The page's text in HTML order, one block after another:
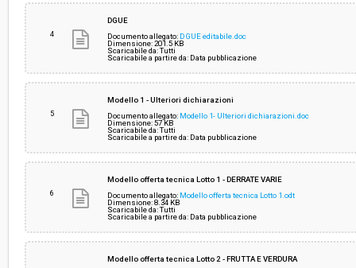
4
DGUE
Documento allegato: DGUE editabile.doc
Dimensione: 201.5 KB
Scaricabile da: Tutti
Scaricabile a partire da: Data pubblicazione
5
Modello 1 - Ulteriori dichiarazioni
Documento allegato: Modello 1- Ulteriori dichiarazioni.doc
Dimensione: 57 KB
Scaricabile da: Tutti
Scaricabile a partire da: Data pubblicazione
6
Modello offerta tecnica Lotto 1 - DERRATE VARIE
Documento allegato: Modello offerta tecnica Lotto 1.odt
Dimensione: 8.34 KB
Scaricabile da: Tutti
Scaricabile a partire da: Data pubblicazione
Modello offerta tecnica Lotto 2 - FRUTTA E VERDURA